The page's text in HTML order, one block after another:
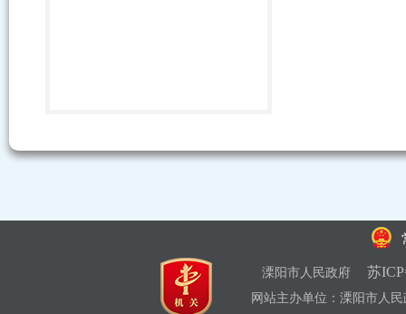
溧阳市人民政府 苏
网站主办单位：溧阳市人